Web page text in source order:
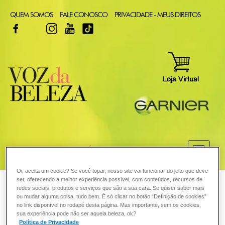
QUEM SOMOS FALE CONOSCO
PRIVACIDADE - MEUS DIREITOS
FACEBOOK
TWITTER INSTAGRAM
YOUTUBE
COMO POSSO AJUDAR? DÚVIDAS SOBRE:
CABELO
COLORAÇÃO
VOZ DA BELEZA GARNIER COLORAÇÃO
Tintura pode danificar o cabelo?
Oi, aceita um cookie? Se você topar, nosso site vai funcionar do jeito que deve
ser, oferecendo a melhor experiência possível, com conteúdos, recursos de
redes sociais, produtos e serviços que são a sua cara. Se quiser saber mais
ou mudar alguma coisa, tudo bem. É só clicar no botão “Definição de cookies”
no link disponível no rodapé desta página. Mas importante, sem os cookies,
sua experiência pode não ser aquela beleza, ok?
Política de Privacidade